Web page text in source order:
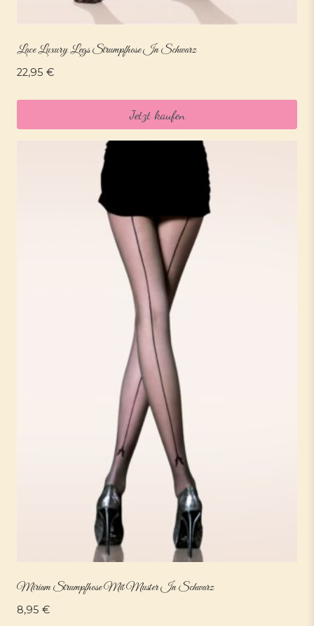
Lace Luxury Legs Strumpfhose In Schwarz
22,95 €
Jetzt kaufen
Miriam Strumpfhose Mit Muster In Schwarz
8,95 €